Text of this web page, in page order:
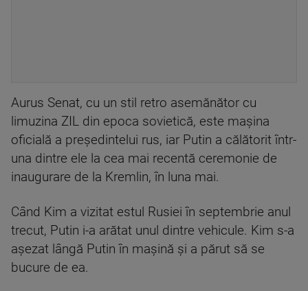
Aurus Senat, cu un stil retro asemănător cu
limuzina ZIL din epoca sovietică, este mașina
oficială a președintelui rus, iar Putin a călătorit într-
una dintre ele la cea mai recentă ceremonie de
inaugurare de la Kremlin, în luna mai.
Când Kim a vizitat estul Rusiei în septembrie anul
trecut, Putin i-a arătat unul dintre vehicule. Kim s-a
așezat lângă Putin în mașină și a părut să se
bucure de ea.